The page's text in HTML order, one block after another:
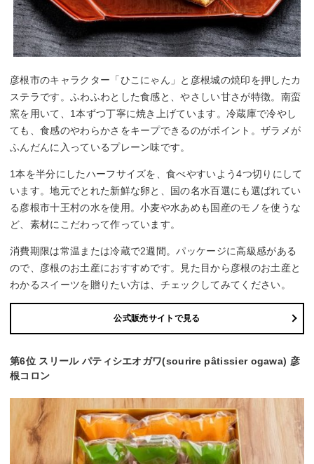
彦根市のキャラクター「ひこにゃん」と彦根城の焼印を押したカ
ステラです。ふわふわとした食感と、やさしい甘さが特徴。南蛮
窯を用いて、1本ずつ丁寧に焼き上げています。冷蔵庫で冷やし
ても、食感のやわらかさをキープできるのがポイント。ザラメが
ふんだんに入っているプレーン味です。
1本を半分にしたハーフサイズを、食べやすいよう4つ切りにして
います。地元でとれた新鮮な卵と、国の名水百選にも選ばれてい
る彦根市十王村の水を使用。小麦や水あめも国産のモノを使うな
ど、素材にこだわって作っています。
消費期限は常温または冷蔵で2週間。パッケージに高級感がある
ので、彦根のお土産におすすめです。見た目から彦根のお土産と
わかるスイーツを贈りたい方は、チェックしてみてください。
公式販売サイトで見る
第6位 スリール パティシエオガワ(sourire pâtissier ogawa) 彦
根コロン